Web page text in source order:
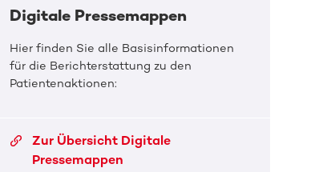
Digitale Pressemappen
Hier finden Sie alle Basisinformationen
für die Berichterstattung zu den
Patientenaktionen:
Zur Übersicht Digitale
Pressemappen